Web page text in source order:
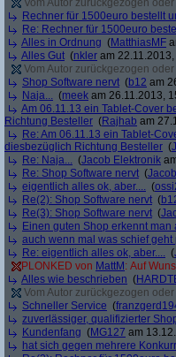
Vom Autor zurückgezogen
Rechner für 1500euro bestellt
Re: Rechner für 1500euro
Alles in Ordnung (MatthiasMF
Alles Gut (nkler am
Vom Autor zurückgezogen
Shop Software nervt (b12 am
Naja... (meek am 26.11.2013,
Am 06.11.13 ein Tablet-Cover
Richtung Besteller (Rajhab am
Re: Am 06.11.13 ein Tablet-
diesbezüglich Richtung Besteller (
Re: Naja... (Jacob Elektronik
Re: Shop Software nervt (
eigentlich alles ok, aber.... (
Re(2): Shop Software nervt (
Re(3): Shop Software nervt (
Einen guten Shop erkennt
auch wenn mal was schief
Re: eigentlich alles ok, aber.... (
PLONKED von MattM : Auf
Alles wie beschrieben (
Vom Autor zurückgezogen
Schneller Service (
zuverlässiger, qualifizierter
Kundenfang (MG127 am
hat sich gegen mehrere